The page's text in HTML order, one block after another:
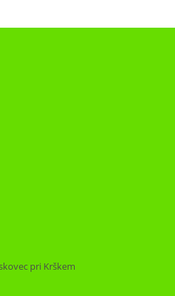
pri Krškem